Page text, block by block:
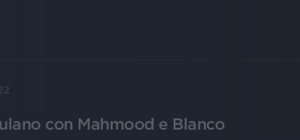
con Mahmood e Blanco